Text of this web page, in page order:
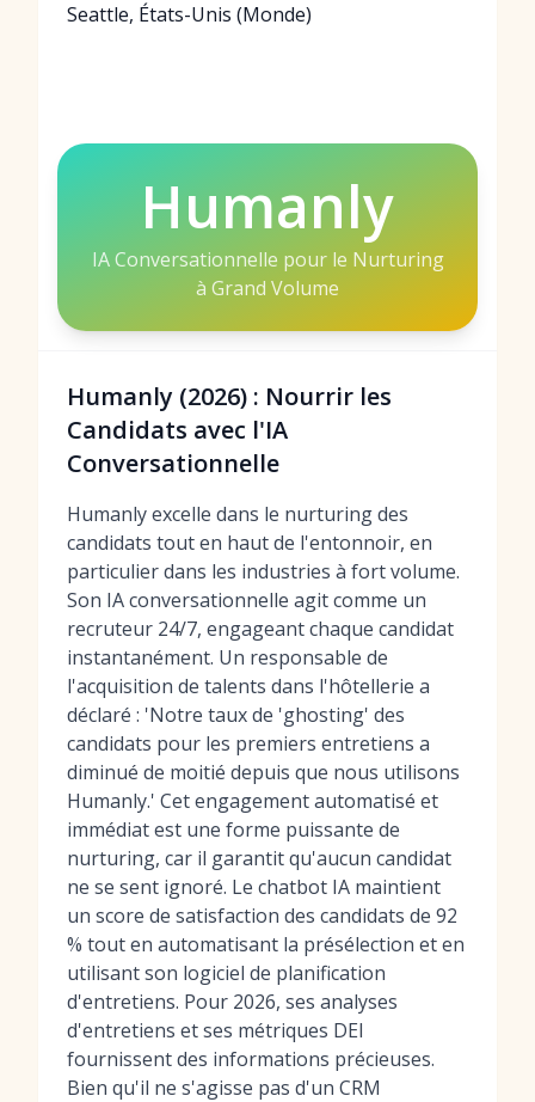
Seattle, États-Unis (Monde)
Humanly
IA Conversationnelle pour le Nurturing
à Grand Volume
Humanly (2026) : Nourrir les
Candidats avec l'IA
Conversationnelle
Humanly excelle dans le nurturing des
candidats tout en haut de l'entonnoir, en
particulier dans les industries à fort volume.
Son IA conversationnelle agit comme un
recruteur 24/7, engageant chaque candidat
instantanément. Un responsable de
l'acquisition de talents dans l'hôtellerie a
déclaré : 'Notre taux de 'ghosting' des
candidats pour les premiers entretiens a
diminué de moitié depuis que nous utilisons
Humanly.' Cet engagement automatisé et
immédiat est une forme puissante de
nurturing, car il garantit qu'aucun candidat
ne se sent ignoré. Le chatbot IA maintient
un score de satisfaction des candidats de 92
% tout en automatisant la présélection et en
utilisant son logiciel de planification
d'entretiens. Pour 2026, ses analyses
d'entretiens et ses métriques DEI
fournissent des informations précieuses.
Bien qu'il ne s'agisse pas d'un CRM